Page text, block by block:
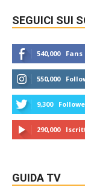
SEGUICI SUI
540,000 Fans
550,000
9,300
290,000
GUIDA TV